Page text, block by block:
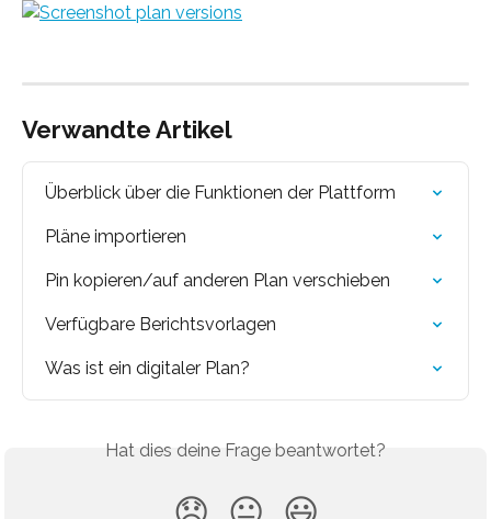
Verwandte Artikel
Überblick über die Funktionen der Plattform
Pläne importieren
Pin kopieren/auf anderen Plan verschieben
Verfügbare Berichtsvorlagen
Was ist ein digitaler Plan?
Hat dies deine Frage beantwortet?